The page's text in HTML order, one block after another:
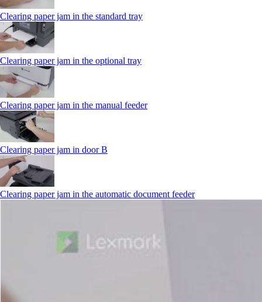
Clearing paper jam in the standard tray
Clearing paper jam in the optional tray
Clearing paper jam in the manual feeder
Clearing paper jam in door B
Clearing paper jam in the automatic document feeder